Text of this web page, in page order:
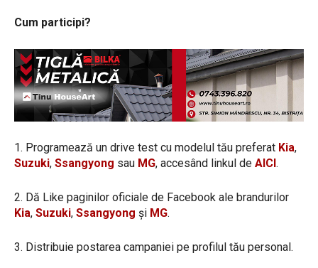
Cum participi?
1. Programează un drive test cu modelul tău preferat Kia,
Suzuki, Ssangyong sau MG, accesând linkul de AICI.
2. Dă Like paginilor oficiale de Facebook ale brandurilor
Kia, Suzuki, Ssangyong și MG.
3. Distribuie postarea campaniei pe profilul tău personal.